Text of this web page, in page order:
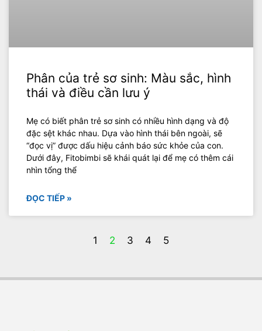
Phân của trẻ sơ sinh: Màu sắc, hình
thái và điều cần lưu ý
Mẹ có biết phân trẻ sơ sinh có nhiều hình dạng và độ
đặc sệt khác nhau. Dựa vào hình thái bên ngoài, sẽ
“đọc vị” được dấu hiệu cảnh báo sức khỏe của con.
Dưới đây, Fitobimbi sẽ khái quát lại để mẹ có thêm cái
nhìn tổng thể
ĐỌC TIẾP »
1 2 3 4 5